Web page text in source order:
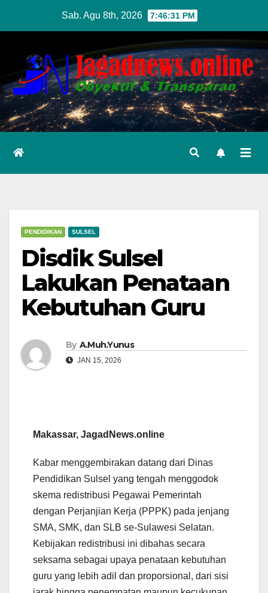
content
Sab. Agu 8th, 2026 7:46:32 PM
PENDIDIKAN SULSEL
Disdik Sulsel
Lakukan Penataan
Kebutuhan Guru
By A.Muh.Yunus
JAN 15, 2026
Makassar, JagadNews.online
Kabar menggembirakan datang dari Dinas
Pendidikan Sulsel yang tengah menggodok
skema redistribusi Pegawai Pemerintah
dengan Perjanjian Kerja (PPPK) pada jenjang
SMA, SMK, dan SLB se-Sulawesi Selatan.
Kebijakan redistribusi ini dibahas secara
seksama sebagai upaya penataan kebutuhan
guru yang lebih adil dan proporsional, dari sisi